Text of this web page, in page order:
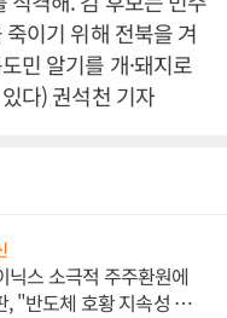
이기 위해 전북을 겨
민 알기를 개·돼지로
다) 권석천 기자
닉스 소극적 주주환원에
, "반도체 호황 지속성 의